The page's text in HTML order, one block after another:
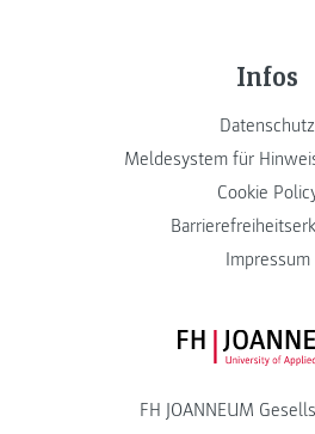
Infos
Datenschutz
Meldesystem für
Cookie
Impressum
FH JOANNEUM